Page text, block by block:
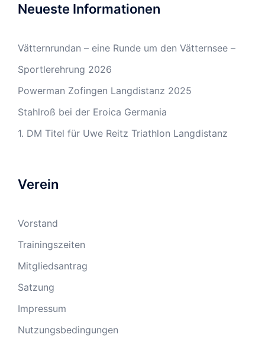
Neueste Informationen
Vätternrundan – eine Runde um den Vätternsee –
Sportlerehrung 2026
Powerman Zofingen Langdistanz 2025
Stahlroß bei der Eroica Germania
1. DM Titel für Uwe Reitz Triathlon Langdistanz
Verein
Vorstand
Trainingszeiten
Mitgliedsantrag
Satzung
Impressum
Nutzungsbedingungen